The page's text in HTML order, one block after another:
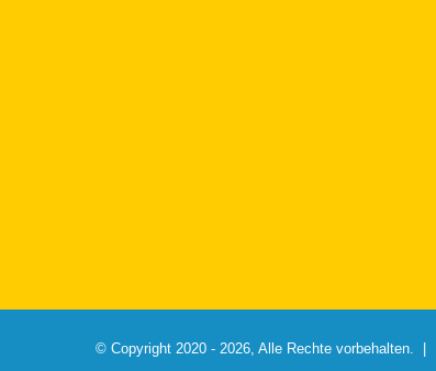
© Copyright 2020 - 2026, Alle Rechte vorbehalten. |